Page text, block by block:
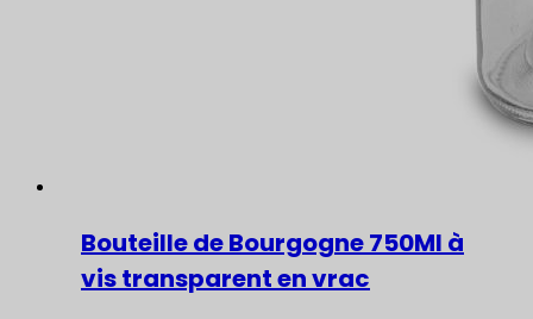
Bouteille de Bourgogne 750Ml à
vis transparent en vrac